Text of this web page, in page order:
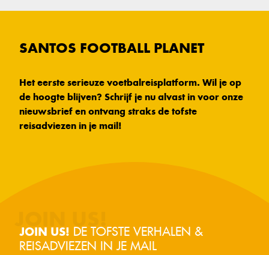
SANTOS FOOTBALL PLANET
Het eerste serieuze voetbalreisplatform. Wil je op
de hoogte blijven? Schrijf je nu alvast in voor onze
nieuwsbrief en ontvang straks de tofste
reisadviezen in je mail!
JOIN US! DE TOFSTE VERHALEN &
REISADVIEZEN IN JE MAIL